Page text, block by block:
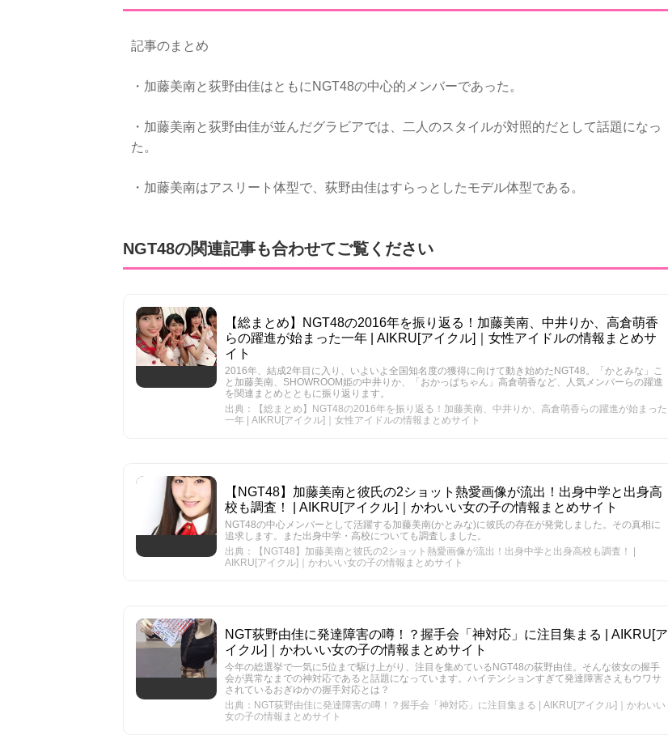
記事のまとめ
・加藤美南と荻野由佳はともにNGT48の中心的メンバーであった。
・加藤美南と荻野由佳が並んだグラビアでは、二人のスタイルが対照的だとして話題になっ
た。
・加藤美南はアスリート体型で、荻野由佳はすらっとしたモデル体型である。
NGT48の関連記事も合わせてご覧ください
【総まとめ】NGT48の2016年を振り返る！加藤美南、中井りか、高倉萌香
らの躍進が始まった一年 | AIKRU[アイクル]｜女性アイドルの情報まとめサ
イト
2016年、結成2年目に入り、いよいよ全国知名度の獲得に向けて動き始めたNGT48。「かとみな」こ
と加藤美南、SHOWROOM姫の中井りか、「おかっぱちゃん」高倉萌香など、人気メンバーらの躍進
を関連まとめとともに振り返ります。
出典：【総まとめ】NGT48の2016年を振り返る！加藤美南、中井りか、高倉萌香らの躍進が始まった
一年 | AIKRU[アイクル]｜女性アイドルの情報まとめサイト
【NGT48】加藤美南と彼氏の2ショット熱愛画像が流出！出身中学と出身高
校も調査！ | AIKRU[アイクル]｜かわいい女の子の情報まとめサイト
NGT48の中心メンバーとして活躍する加藤美南(かとみな)に彼氏の存在が発覚しました。その真相に
追求します。また出身中学・高校についても調査しました。
出典：【NGT48】加藤美南と彼氏の2ショット熱愛画像が流出！出身中学と出身高校も調査！ |
AIKRU[アイクル]｜かわいい女の子の情報まとめサイト
NGT荻野由佳に発達障害の噂！？握手会「神対応」に注目集まる | AIKRU[ア
イクル]｜かわいい女の子の情報まとめサイト
今年の総選挙で一気に5位まで駆け上がり、注目を集めているNGT48の荻野由佳。そんな彼女の握手
会が異常なまでの神対応であると話題になっています。ハイテンションすぎて発達障害さえもウワサ
されているおぎゆかの握手対応とは？
出典：NGT荻野由佳に発達障害の噂！？握手会「神対応」に注目集まる | AIKRU[アイクル]｜かわいい
女の子の情報まとめサイト